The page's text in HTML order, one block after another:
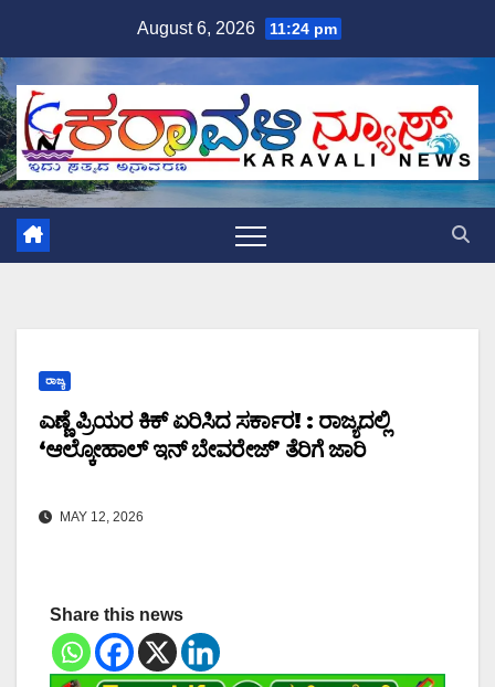
content
August 6, 2026 11:24 pm
ರಾಜ್ಯ
ಎಣ್ಣೆ ಪ್ರಿಯರ ಕಿಕ್ ಏರಿಸಿದ ಸರ್ಕಾರ! : ರಾಜ್ಯದಲ್ಲಿ
‘ಆಲ್ಕೋಹಾಲ್ ಇನ್ ಬೇವರೇಜ್’ ತೆರಿಗೆ ಜಾರಿ
MAY 12, 2026
Share this news